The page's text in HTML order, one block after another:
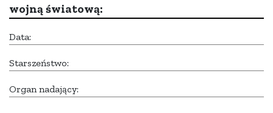
wojną światową:
Data:
Starszeństwo:
Organ nadający: